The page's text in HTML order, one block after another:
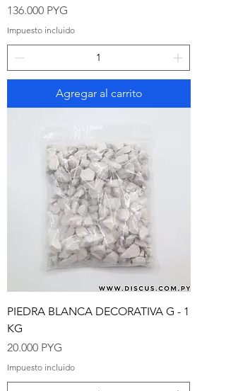
Precio
136.000 PYG
Impuesto incluido
Agregar al carrito
PIEDRA BLANCA DECORATIVA G - 1
KG
Precio
20.000 PYG
Impuesto incluido